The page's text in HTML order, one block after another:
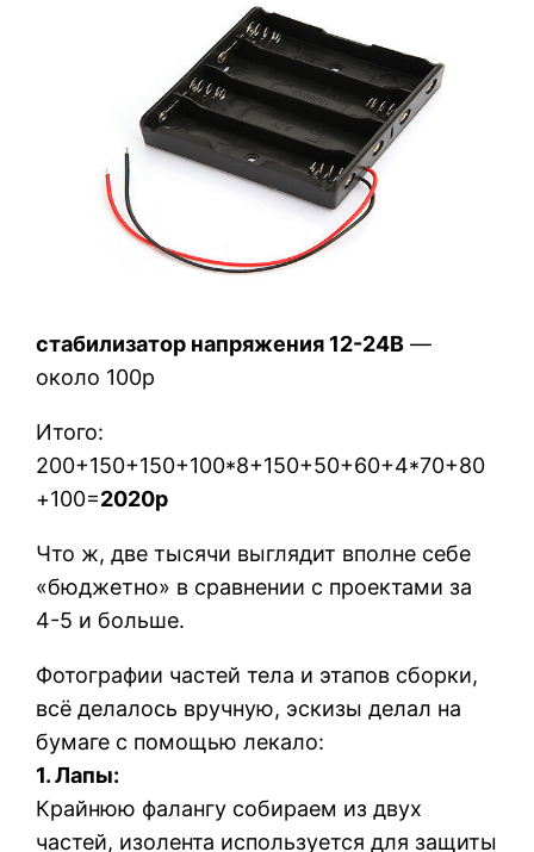
стабилизатор напряжения 12-24В —
около 100р
Итого:
200+150+150+100*8+150+50+60+4*70+80
+100=2020р
Что ж, две тысячи выглядит вполне себе
«бюджетно» в сравнении с проектами за
4-5 и больше.
Фотографии частей тела и этапов сборки,
всё делалось вручную, эскизы делал на
бумаге с помощью лекало:
1. Лапы:
Крайнюю фалангу собираем из двух
частей, изолента используется для защиты